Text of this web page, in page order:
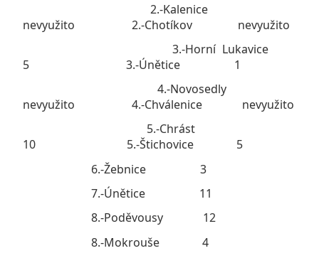
2.-Kalenice
nevyužito 2.-Chotíkov nevyužito
3.-Horní Lukavice
5 3.-Únětice 1
4.-Novosedly
nevyužito 4.-Chválenice nevyužito
5.-Chrást
10 5.-Štichovice 5
6.-Žebnice 3
7.-Únětice 11
8.-Poděvousy 12
8.-Mokrouše 4